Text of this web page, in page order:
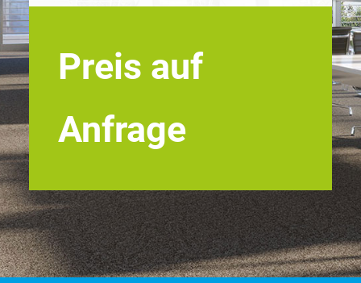
Preis auf
Anfrage